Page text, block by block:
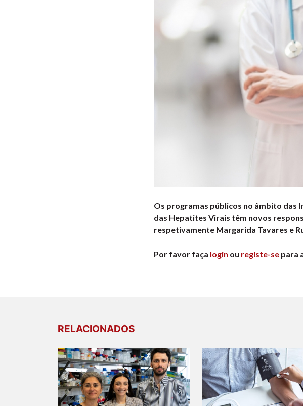
Os programas públicos no âmbito das
das Hepatites Virais têm novos
respetivamente Margarida Tavares e
Por favor faça login ou registe-se para
RELACIONADOS